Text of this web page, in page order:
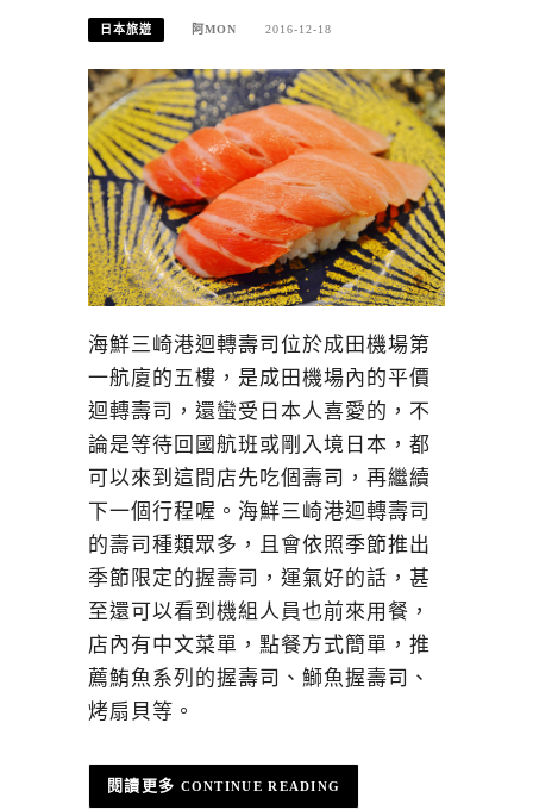
日本旅遊 阿MON 2016-12-18
海鮮三崎港迴轉壽司位於成田機場第
一航廈的五樓，是成田機場內的平價
迴轉壽司，還蠻受日本人喜愛的，不
論是等待回國航班或剛入境日本，都
可以來到這間店先吃個壽司，再繼續
下一個行程喔。海鮮三崎港迴轉壽司
的壽司種類眾多，且會依照季節推出
季節限定的握壽司，運氣好的話，甚
至還可以看到機組人員也前來用餐，
店內有中文菜單，點餐方式簡單，推
薦鮪魚系列的握壽司、鰤魚握壽司、
烤扇貝等。
CONTINUE READING